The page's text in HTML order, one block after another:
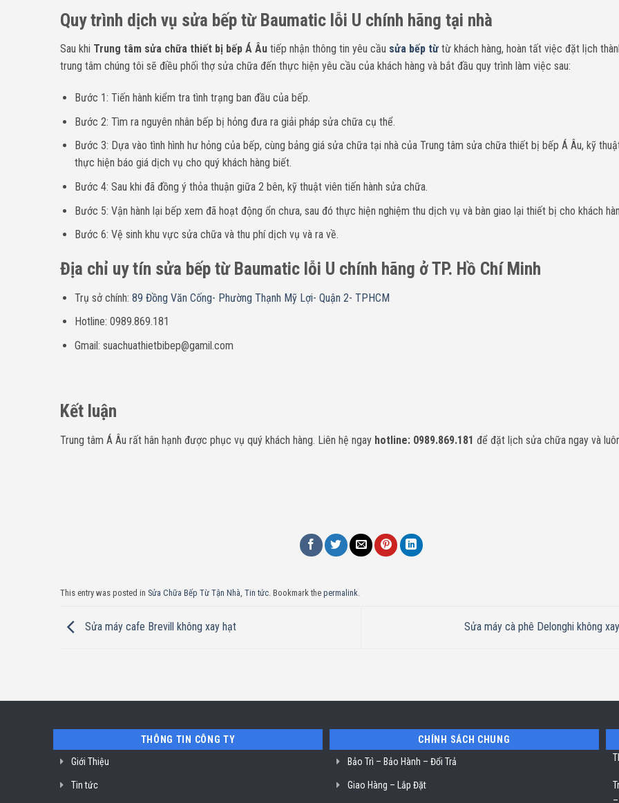
Quy trình dịch vụ sửa bếp từ Baumatic lỗi U chính hãng tại nhà
Sau khi Trung tâm sửa chữa thiết bị bếp Á Âu tiếp nhận thông tin yêu cầu sửa bếp từ từ khách hàng, hoàn tất việc đặt lịch
trung tâm chúng tôi sẽ điều phối thợ sửa chữa đến thực hiện yêu cầu của khách hàng và bắt đầu quy trình làm việc sau:
Bước 1: Tiến hành kiểm tra tình trạng ban đầu của bếp.
Bước 2: Tìm ra nguyên nhân bếp bị hỏng đưa ra giải pháp sửa chữa cụ thể.
Bước 3: Dựa vào tình hình hư hỏng của bếp, cùng bảng giá sửa chữa tại nhà của Trung tâm sửa chữa thiết bị bếp Á Âu, kỹ
thực hiện báo giá dịch vụ cho quý khách hàng biết.
Bước 4: Sau khi đã đồng ý thỏa thuận giữa 2 bên, kỹ thuật viên tiến hành sửa chữa.
Bước 5: Vận hành lại bếp xem đã hoạt động ổn chưa, sau đó thực hiện nghiệm thu dịch vụ và bàn giao lại thiết bị cho khách
Bước 6: Vệ sinh khu vực sửa chữa và thu phí dịch vụ và ra về.
Địa chỉ uy tín sửa bếp từ Baumatic lỗi U chính hãng ở TP. Hồ Chí Minh
Trụ sở chính: 89 Đồng Văn Cống- Phường Thạnh Mỹ Lợi- Quận 2- TPHCM
Hotline: 0989.869.181
Gmail: suachuathietbibep@gamil.com
Kết luận
Trung tâm Á Âu rất hân hạnh được phục vụ quý khách hàng. Liên hệ ngay hotline: 0989.869.181 để đặt lịch sửa chữa ngay và
This entry was posted in Sửa Chữa Bếp Từ Tận Nhà, Tin tức. Bookmark the permalink.
Sửa máy cafe Brevill không xay hạt Sửa máy cà phê Delonghi không
THÔNG TIN CÔNG TY
Giới Thiệu
Tin tức
CHÍNH SÁCH CHUNG
Bảo Trì – Bảo Hành – Đổi Trả
Giao Hàng – Lắp Đặt